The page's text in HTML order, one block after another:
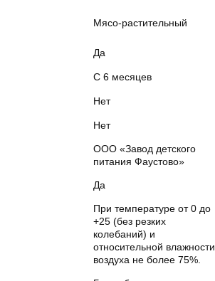
Мясо-растительный
Да
С 6 месяцев
Нет
Нет
ООО «Завод детского
питания Фаустово»
Да
При температуре от 0 до
+25 (без резких
колебаний) и
относительной влажности
воздуха не более 75%.